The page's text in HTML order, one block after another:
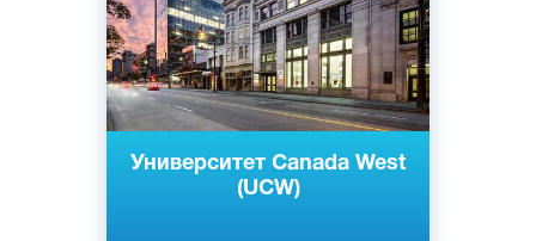
Университет Canada West
(UCW)